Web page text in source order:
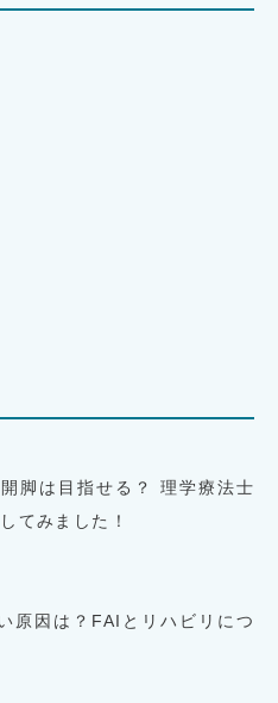
脚は目指せる？ 理学療法士
てみました！
原因は？FAIとリハビリにつ